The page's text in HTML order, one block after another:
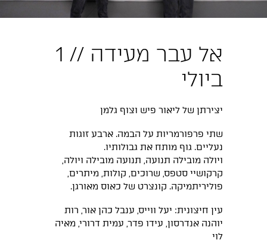
אל עבר מעידה // 1
ביולי
יצירתן של ליאור פיש וצוף גלמן
שתי פרפורמריות על הבמה. ארבע זוגות
נעליים. גוף מותח את גבולותיו.
ויולה מובילה תנועה, תנועה מובילה ויולה,
קרקושיי סטפס, שרוכים, קולות, מיתרים,
פוליריתמיקה. קונצרט של כאוס מאורגן.
עין חיצונית: יעל ווייס, ענבל כהן אור, רות
יוהנה אנדרסון, עידו פדר, עמית דרורי, מאיה
לוי